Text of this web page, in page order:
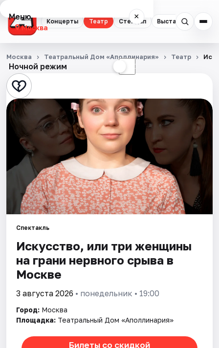
Концерты Театр Стендап Выставки
Меню ×
Москва
Концерты
Театр
Стендап
Выставки
Квесты
Экскурсии
Спорт
События
Города
Площадки
Артисты
Рейтинги
Ночной режим ☾
Москва Театральный Дом «Аполлинария» Театр
Спектакль
Искусство, или три женщины
на грани нервного срыва в
Москве
3 августа 2026 • понедельник • 19:00
Город: Москва
Площадка: Театральный Дом «Аполлинария»
Билеты со скидкой